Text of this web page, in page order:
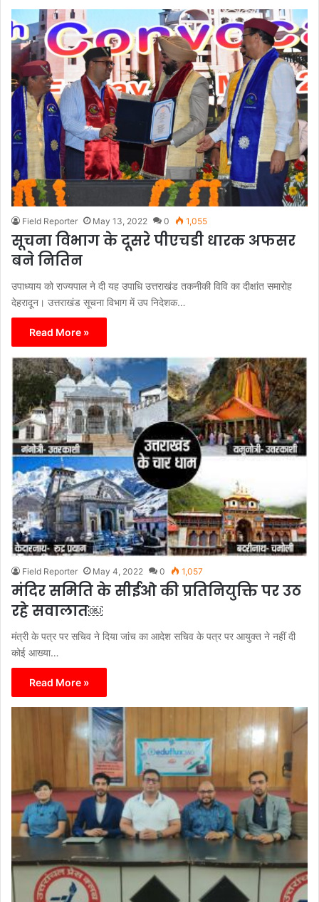
Field Reporter May 13, 2022 0 1,055
सूचना विभाग के दूसरे पीएचडी धारक अफसर
बने नितिन
उपाध्याय को राज्यपाल ने दी यह उपाधि उत्तराखंड तकनीकी विवि का दीक्षांत समारोह
देहरादून। उत्तराखंड सूचना विभाग में उप निदेशक…
Read More »
Field Reporter May 4, 2022 0 1,057
मंदिर समिति के सीईओ की प्रतिनियुक्ति पर उठ
रहे सवालात￼
मंत्री के पत्र पर सचिव ने दिया जांच का आदेश सचिव के पत्र पर आयुक्त ने नहीं दी
कोई आख्या…
Read More »